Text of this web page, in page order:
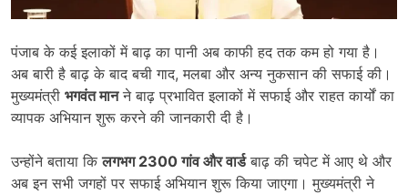
पंजाब के कई इलाकों में बाढ़ का पानी अब काफी हद तक कम हो गया है।
अब बारी है बाढ़ के बाद बची गाद, मलबा और अन्य नुकसान की सफाई की।
मुख्यमंत्री भगवंत मानने बाढ़ प्रभावित इलाकों में सफाई और राहत कार्यों का
व्यापक अभियान शुरू करने की जानकारी दी है।
उन्होंने बताया किलगभग2300गांव और वार्डबाढ़ की चपेट में आए थे और
अब इन सभी जगहों पर सफाई अभियान शुरू किया जाएगा। मुख्यमंत्री ने